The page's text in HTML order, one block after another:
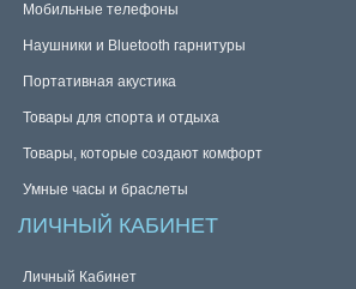
Мобильные телефоны
Наушники и Bluetooth гарнитуры
Портативная акустика
Товары для спорта и отдыха
Товары, которые создают комфорт
Умные часы и браслеты
ЛИЧНЫЙ КАБИНЕТ
Личный Кабинет